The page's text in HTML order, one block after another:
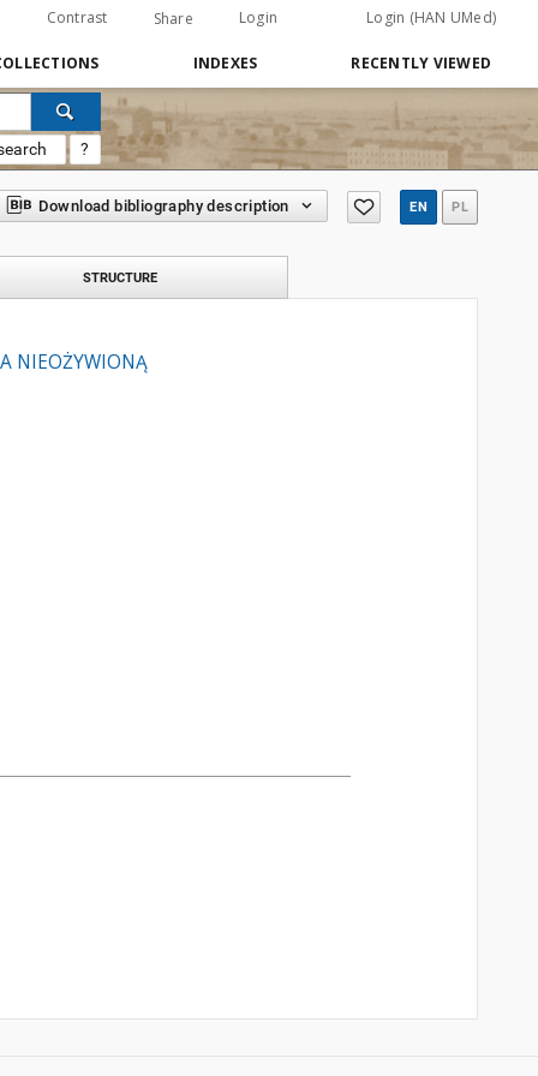
Contrast Share Login Login (HAN UMed)
INDEXES RECENTLY VIEWED
?
Download bibliography description EN PL
STRUCTURE
NIEOŻYWIONĄ